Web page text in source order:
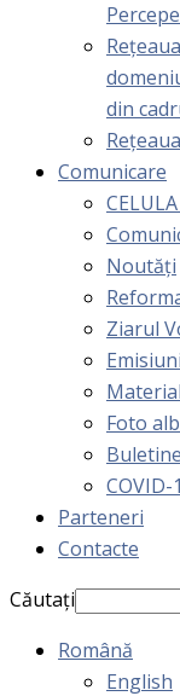
din
Comunicare
Noutăți
Ziarul
Foto
COVID-
Parteneri
Contacte
Căutați
Română
English